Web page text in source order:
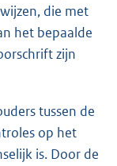
die met
het bepaalde
zijn
tussen de
op het
is. Door de